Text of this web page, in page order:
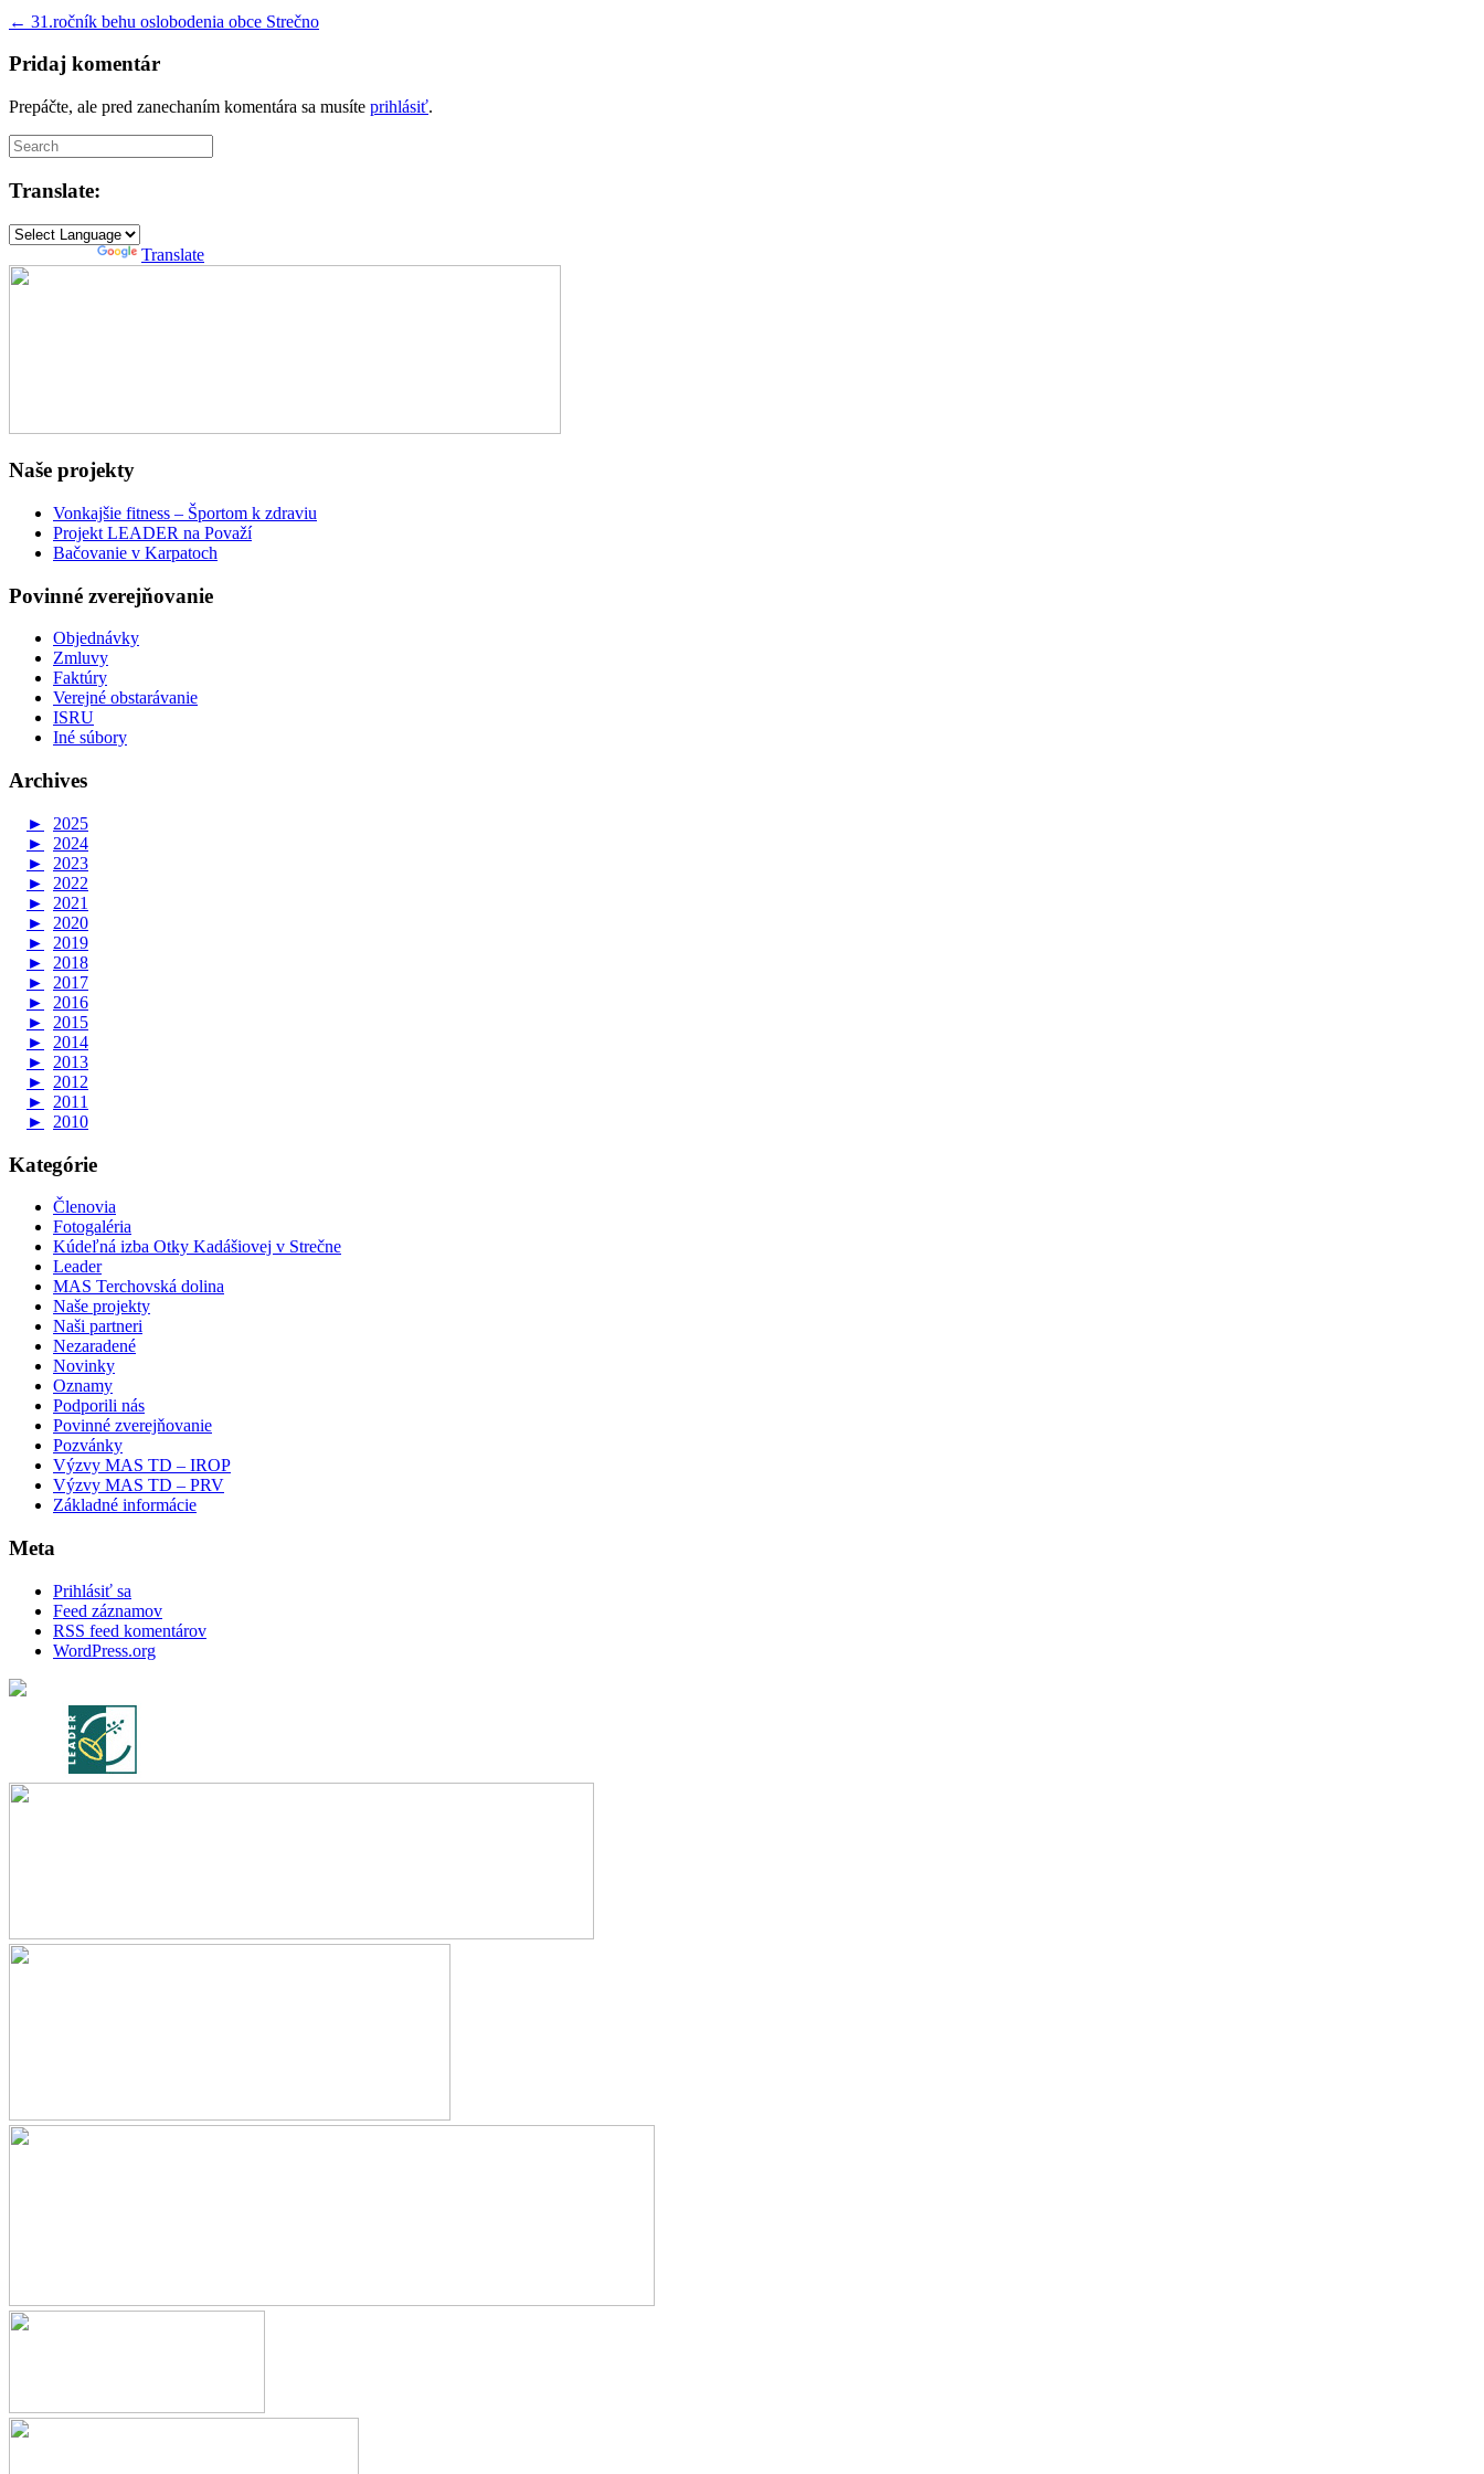
← 31.ročník behu oslobodenia obce Strečno
Pridaj komentár
Prepáčte, ale pred zanechaním komentára sa musíte prihlásiť.
Translate:
Translate
Naše projekty
Vonkajšie fitness – Športom k zdraviu
Projekt LEADER na Považí
Bačovanie v Karpatoch
Povinné zverejňovanie
Objednávky
Zmluvy
Faktúry
Verejné obstarávanie
ISRU
Iné súbory
Archives
►
2025
►
2024
►
2023
►
2022
►
2021
►
2020
►
2019
►
2018
►
2017
►
2016
►
2015
►
2014
►
2013
►
2012
►
2011
►
2010
Kategórie
Členovia
Fotogaléria
Kúdeľná izba Otky Kadášiovej v Strečne
Leader
MAS Terchovská dolina
Naše projekty
Naši partneri
Nezaradené
Novinky
Oznamy
Podporili nás
Povinné zverejňovanie
Pozvánky
Výzvy MAS TD – IROP
Výzvy MAS TD – PRV
Základné informácie
Meta
Prihlásiť sa
Feed záznamov
RSS feed komentárov
WordPress.org